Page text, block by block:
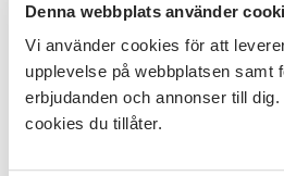
Denna webbplats använder
Vi använder cookies för att
upplevelse på webbplatsen samt
erbjudanden och annonser till
cookies du tillåter.
Organisationsresan - vägen
studieförbund
Organisationsresan -
Stadgeutredning